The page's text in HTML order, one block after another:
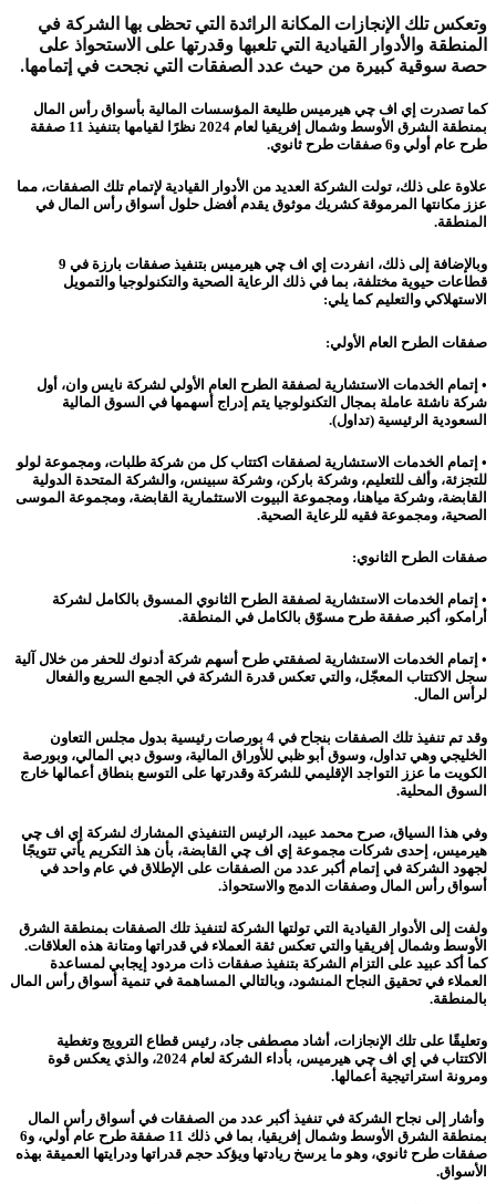
وتعكس تلك الإنجازات المكانة الرائدة التي تحظى بها الشركة في
المنطقة والأدوار القيادية التي تلعبها وقدرتها على الاستحواذ على
حصة سوقية كبيرة من حيث عدد الصفقات التي نجحت في إتمامها.
كما تصدرت إي اف چي هيرميس طليعة المؤسسات المالية بأسواق رأس المال
بمنطقة الشرق الأوسط وشمال إفريقيا لعام 2024 نظرًا لقيامها بتنفيذ 11 صفقة
طرح عام أولي و6 صفقات طرح ثانوي.
علاوة على ذلك، تولت الشركة العديد من الأدوار القيادية لإتمام تلك الصفقات، مما
عزز مكانتها المرموقة كشريك موثوق يقدم أفضل حلول أسواق رأس المال في
المنطقة.
وبالإضافة إلى ذلك، انفردت إي اف چي هيرميس بتنفيذ صفقات بارزة في 9
قطاعات حيوية مختلفة، بما في ذلك الرعاية الصحية والتكنولوجيا والتمويل
الاستهلاكي والتعليم كما يلي:
صفقات الطرح العام الأولي:
• إتمام الخدمات الاستشارية لصفقة الطرح العام الأولي لشركة نايس وان، أول
شركة ناشئة عاملة بمجال التكنولوجيا يتم إدراج أسهمها في السوق المالية
السعودية الرئيسية (تداول).
• إتمام الخدمات الاستشارية لصفقات اكتتاب كل من شركة طلبات، ومجموعة لولو
للتجزئة، وألف للتعليم، وشركة باركن، وشركة سبينس، والشركة المتحدة الدولية
القابضة، وشركة مياهنا، ومجموعة البيوت الاستثمارية القابضة، ومجموعة الموسى
الصحية، ومجموعة فقيه للرعاية الصحية.
صفقات الطرح الثانوي:
• إتمام الخدمات الاستشارية لصفقة الطرح الثانوي المسوق بالكامل لشركة
أرامكو، أكبر صفقة طرح مسوّق بالكامل في المنطقة.
• إتمام الخدمات الاستشارية لصفقتي طرح أسهم شركة أدنوك للحفر من خلال آلية
سجل الاكتتاب المعجّل، والتي تعكس قدرة الشركة في الجمع السريع والفعال
لرأس المال.
وقد تم تنفيذ تلك الصفقات بنجاح في 4 بورصات رئيسية بدول مجلس التعاون
الخليجي وهي تداول، وسوق أبو ظبي للأوراق المالية، وسوق دبي المالي، وبورصة
الكويت ما عزز التواجد الإقليمي للشركة وقدرتها على التوسع بنطاق أعمالها خارج
السوق المحلية.
وفي هذا السياق، صرح محمد عبيد، الرئيس التنفيذي المشارك لشركة إي اف چي
هيرميس، إحدى شركات مجموعة إي اف چي القابضة، بأن هذ التكريم يأتي تتويجًا
لجهود الشركة في إتمام أكبر عدد من الصفقات على الإطلاق في عام واحد في
أسواق رأس المال وصفقات الدمج والاستحواذ.
ولفت إلى الأدوار القيادية التي تولتها الشركة لتنفيذ تلك الصفقات بمنطقة الشرق
الأوسط وشمال إفريقيا والتي تعكس ثقة العملاء في قدراتها ومتانة هذه العلاقات.
كما أكد عبيد على التزام الشركة بتنفيذ صفقات ذات مردود إيجابي لمساعدة
العملاء في تحقيق النجاح المنشود، وبالتالي المساهمة في تنمية أسواق رأس المال
بالمنطقة.
وتعليقًا على تلك الإنجازات، أشاد مصطفى جاد، رئيس قطاع الترويج وتغطية
الاكتتاب في إي اف چي هيرميس، بأداء الشركة لعام 2024، والذي يعكس قوة
ومرونة استراتيجية أعمالها.
وأشار إلى نجاح الشركة في تنفيذ أكبر عدد من الصفقات في أسواق رأس المال
بمنطقة الشرق الأوسط وشمال إفريقيا، بما في ذلك 11 صفقة طرح عام أولي، و6
صفقات طرح ثانوي، وهو ما يرسخ ريادتها ويؤكد حجم قدراتها ودرايتها العميقة بهذه
الأسواق.